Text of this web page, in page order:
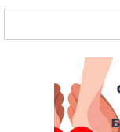
На
освіти
У
загиблих
До 1
розмітку